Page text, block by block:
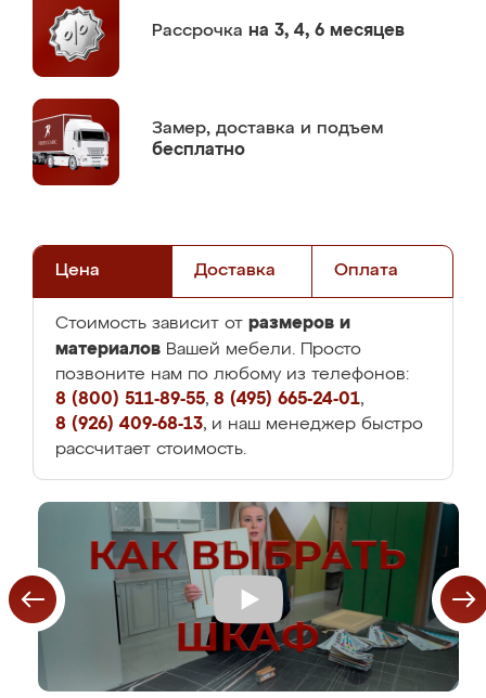
Рассрочка на 3, 4, 6 месяцев
Замер, доставка и подъем
бесплатно
Цена Доставка Оплата
Стоимость зависит от размеров и
материалов Вашей мебели. Просто
позвоните нам по любому из телефонов:
8 (800) 511-89-55, 8 (495) 665-24-01,
8 (926) 409-68-13, и наш менеджер быстро
рассчитает стоимость.